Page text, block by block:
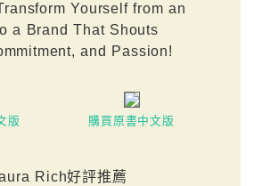
Yourself from an
a Brand That Shouts
and Passion!
版 購買原書中文版
Rich好評推薦